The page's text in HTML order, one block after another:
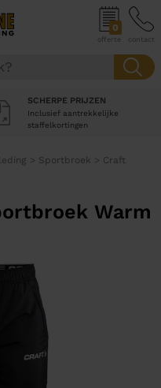
0
offerte contact
SCHERPE PRIJZEN
Inclusief aantrekkelijke
staffelkortingen
> Sportbroek > Craft
Warm